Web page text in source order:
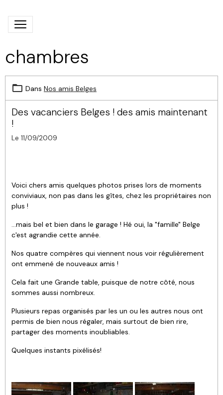
chambres
Dans Nos amis Belges
Des vacanciers Belges ! des amis maintenant
!
Le 11/09/2009
Voici chers amis quelques photos prises lors de moments
conviviaux, non pas dans les gîtes, chez les propriétaires non
plus !
...mais bel et bien dans le garage ! Hé oui, la "famille" Belge
c'est agrandie cette année.
Nos quatre compères qui viennent nous voir régulièrement
ont emmené de nouveaux amis !
Cela fait une Grande table, puisque de notre côté, nous
sommes aussi nombreux.
Plusieurs repas organisés par les un ou les autres nous ont
permis de bien nous régaler, mais surtout de bien rire,
partager des moments inoubliables.
Quelques instants pixélisés!